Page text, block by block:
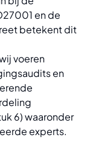
en de
betekent dit
voeren
en
6) waaronder
experts.